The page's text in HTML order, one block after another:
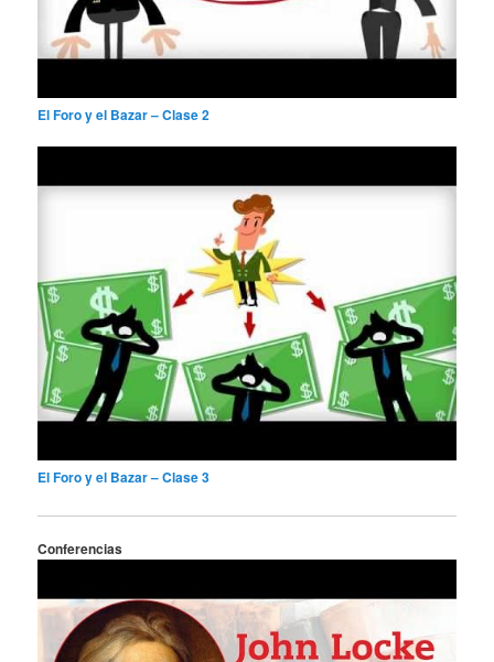
El Foro y el Bazar – Clase 2
El Foro y el Bazar – Clase 3
Conferencias